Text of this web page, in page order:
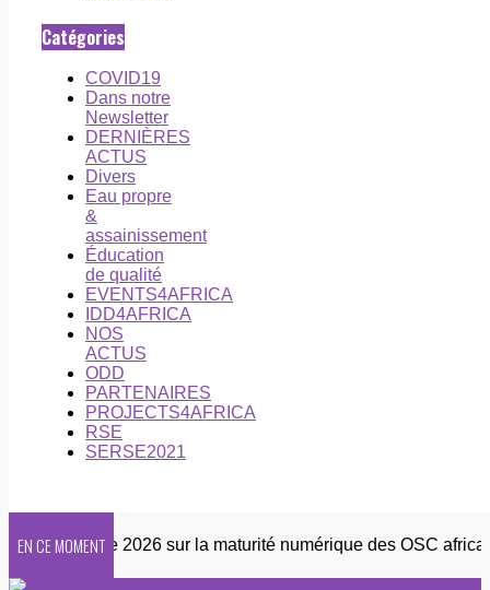
Catégories
COVID19
Dans notre
Newsletter
DERNIÈRES
ACTUS
Divers
Eau propre
&
assainissement
Éducation
de qualité
EVENTS4AFRICA
IDD4AFRICA
NOS
ACTUS
ODD
PARTENAIRES
PROJECTS4AFRICA
RSE
SERSE2021
EN CE MOMENT
Enquête 2026 sur la maturité numérique des OSC africaines